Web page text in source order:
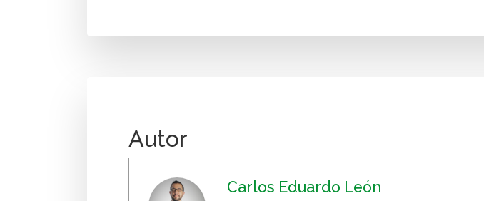
Autor
Carlos Eduardo León